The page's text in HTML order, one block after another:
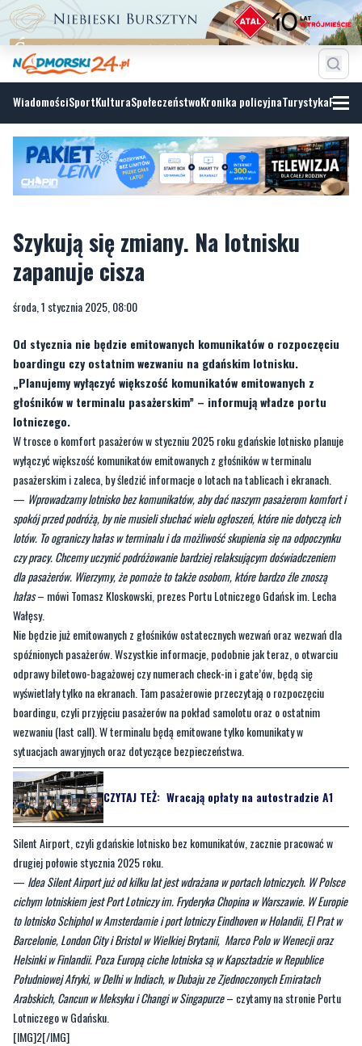
WiadomościSportKulturaSpołeczeństwoKronika policyjnaTurystyka
Szykują się zmiany. Na lotnisku
środa, 1 stycznia 2025, 08:00
Od stycznia nie będzie emitowanych komunikatów o rozpoczęciu
boardingu czy ostatnim wezwaniu na gdańskim lotnisku.
głośników w terminalu pasażerskim” – informują władze portu
lotniczego.
W trosce o komfort pasażerów w styczniu 2025 roku gdańskie lotnisko planuje
wyłączyć większość komunikatów emitowanych z głośników w terminalu
pasażerskim i zaleca, by śledzić informacje o lotach na tablicach i ekranach.
—Wprowadzamy lotnisko bez komunikatów, aby dać naszym pasażerom komfort i
spokój przed podróżą, by nie musieli słuchać wielu ogłoszeń, które nie dotyczą ich
lotów. To ograniczy hałas w terminalu i da możliwość skupienia się na odpoczynku
czy pracy. Chcemy uczynić podróżowanie bardziej relaksującym doświadczeniem
dla pasażerów. Wierzymy, że pomoże to także osobom, które bardzo źle znoszą
hałas– mówi Tomasz Kloskowski, prezes Portu Lotniczego Gdańsk im. Lecha
Wałęsy.
Nie będzie już emitowanych z głośników ostatecznych wezwań oraz wezwań dla
spóźnionych pasażerów. Wszystkie informacje, podobnie jak teraz, o otwarciu
odprawy biletowo-bagażowej czy numerach check-in i gate’ów, będą się
wyświetlały tylko na ekranach. Tam pasażerowie przeczytają o rozpoczęciu
boardingu, czyli przyjęciu pasażerów na pokład samolotu oraz o ostatnim
wezwaniu (last call). W terminalu będą emitowane tylko komunikaty w
sytuacjach awaryjnych oraz dotyczące bezpieczeństwa.
CZYTAJ TEŻ: Wracają opłaty na autostradzie A1
Silent Airport, czyli gdańskie lotnisko bez komunikatów, zacznie pracować w
drugiej połowie stycznia 2025 roku.
—Idea Silent Airport już od kilku lat jest wdrażana w portach lotniczych. W Polsce
cichym lotniskiem jest Port Lotniczy im. Fryderyka Chopina w Warszawie. W Europie
to lotnisko Schiphol w Amsterdamie i port lotniczy Eindhoven w Holandii, El Prat w
Barcelonie, London City i Bristol w Wielkiej Brytanii, Marco Polo w Wenecji oraz
Helsinki w Finlandii. Poza Europą ciche lotniska są w Kapsztadzie w Republice
Południowej Afryki, w Delhi w Indiach, w Dubaju ze Zjednoczonych Emiratach
Arabskich, Cancun w Meksyku i Changi w Singapurze – czytamy na stronie Portu
Lotniczego w Gdańsku.
[IMG]2[/IMG]
Byliście świadkami zdarzenia w naszym regionie? Chcecie aby
nasza redakcja zajęła się jakimś tematem? Czekamy na Wasze
sygnały i informacje. Można kontaktować się z naszą redakcją za